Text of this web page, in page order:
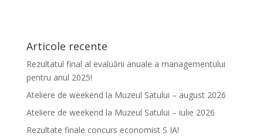
Articole recente
Rezultatul final al evaluării anuale a managementului
pentru anul 2025!
Ateliere de weekend la Muzeul Satului – august 2026
Ateliere de weekend la Muzeul Satului – iulie 2026
Rezultate finale concurs economist S IA!